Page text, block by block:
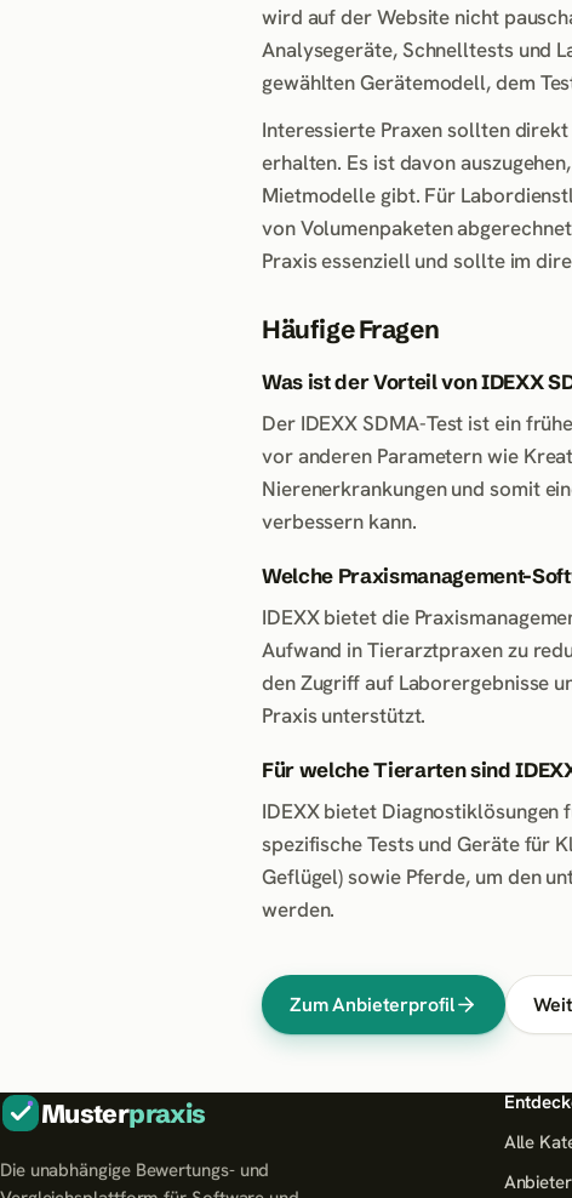
wird auf der Website nicht
Analysegeräte, Schnelltests und
gewählten Gerätemodell, dem
Interessierte Praxen sollten
erhalten. Es ist davon
Mietmodelle gibt. Für
von Volumenpaketen
Praxis essenziell und sollte im
Häufige Fragen
Was ist der Vorteil von IDEXX
Der IDEXX SDMA-Test ist ein
vor anderen Parametern wie
Nierenerkrankungen und somit
verbessern kann.
Welche Praxismanagement-
IDEXX bietet die
Aufwand in Tierarztpraxen zu
den Zugriff auf Laborergebnisse
Praxis unterstützt.
Für welche Tierarten sind
IDEXX bietet
spezifische Tests und Geräte für
Geflügel) sowie Pferde, um den
werden.
Zum Anbieterprofil
Musterpraxis
Die unabhängige Bewertungs- und
Alle